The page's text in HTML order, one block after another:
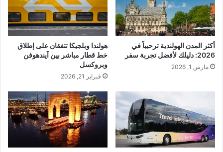
أكثر المدن الهولندية ترحيباً في
2026: دليلك لأفضل تجربة سفر
مارس 1, 2026
هولندا وبلجيكا تتفقان على إطلاق
خط قطار مباشر بين آيندهوفن
وبروكسل
فبراير 21, 2026